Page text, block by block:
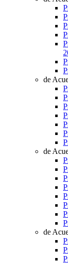
de
de
de